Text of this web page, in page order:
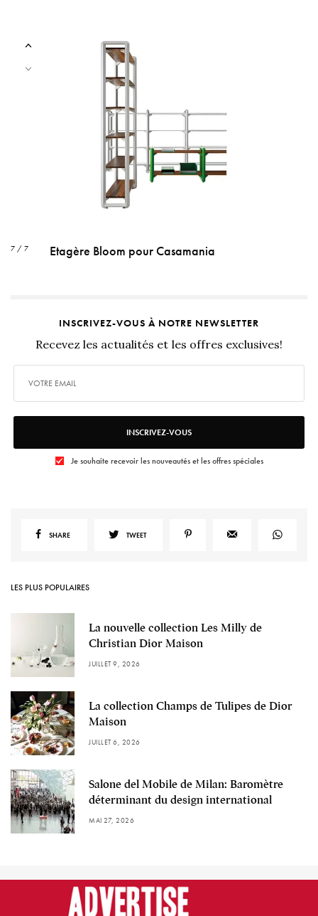
7 / 7 Etagère Bloom pour Casamania
INSCRIVEZ-VOUS À NOTRE NEWSLETTER
Recevez les actualités et les offres exclusives!
INSCRIVEZ-VOUS
Je souhaite recevoir les nouveautés et les offres spéciales
SHARE TWEET
LES PLUS POPULAIRES
La nouvelle collection Les Milly de
Christian Dior Maison
JUILLET 9, 2026
La collection Champs de Tulipes de Dior
Maison
JUILLET 6, 2026
Salone del Mobile de Milan: Baromètre
déterminant du design international
MAI 27, 2026